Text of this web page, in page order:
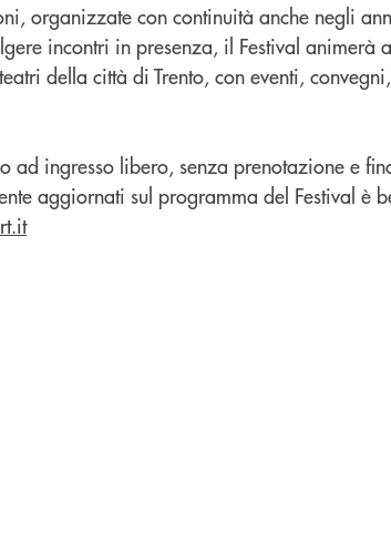
organizzate con continuità anche negli
incontri in presenza, il Festival animerà
della città di Trento, con eventi,
ad ingresso libero, senza prenotazione e
aggiornati sul programma del Festival è